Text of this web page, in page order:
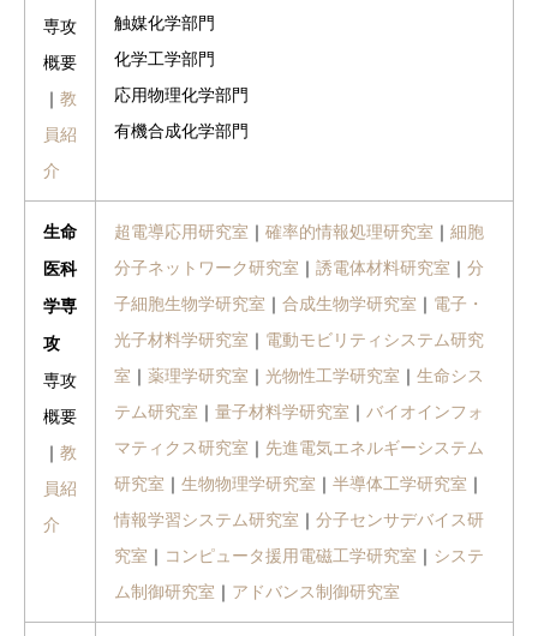
専攻
概要
｜ 教
員紹
介
触媒化学部門
化学工学部門
応用物理化学部門
有機合成化学部門
生命
医科
学専
攻
専攻
概要
｜ 教
員紹
介
超電導応用研究室 ｜ 確率的情報処理研究室 ｜ 細胞
分子ネットワーク研究室 ｜ 誘電体材料研究室 ｜ 分
子細胞生物学研究室 ｜ 合成生物学研究室 ｜ 電子・
光子材料学研究室 ｜ 電動モビリティシステム研究
室 ｜ 薬理学研究室 ｜ 光物性工学研究室 ｜ 生命シス
テム研究室 ｜ 量子材料学研究室 ｜ バイオインフォ
マティクス研究室 ｜ 先進電気エネルギーシステム
研究室 ｜ 生物物理学研究室 ｜ 半導体工学研究室 ｜
情報学習システム研究室 ｜ 分子センサデバイス研
究室 ｜ コンピュータ援用電磁工学研究室 ｜ システ
ム制御研究室 ｜ アドバンス制御研究室